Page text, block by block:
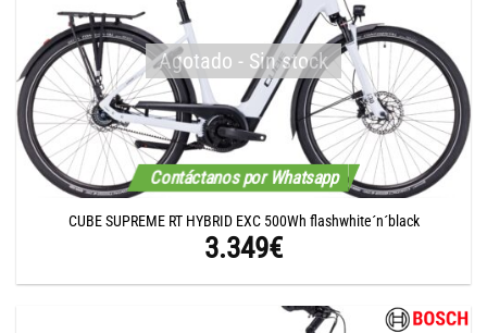
Contáctanos por Whatsapp
Agotado - Sin stock
CUBE SUPREME RT HYBRID EXC 500Wh flashwhite´n´black
3.349€